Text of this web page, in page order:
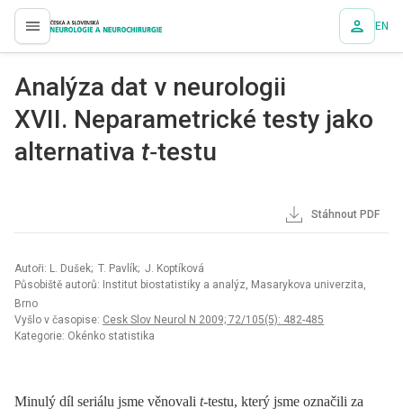
proLékaře.cz EN
Analýza dat v neurologii
XVII. Neparametrické testy jako
alternativa t‑testu
Stáhnout PDF
Autoři: L. Dušek; T. Pavlík; J. Koptíková
Působiště autorů: Institut biostatistiky a analýz, Masarykova univerzita,
Brno
Vyšlo v časopise: Cesk Slov Neurol N 2009; 72/105(5): 482-485
Kategorie: Okénko statistika
Minulý díl seriálu jsme věnovali t‑testu, který jsme označili za